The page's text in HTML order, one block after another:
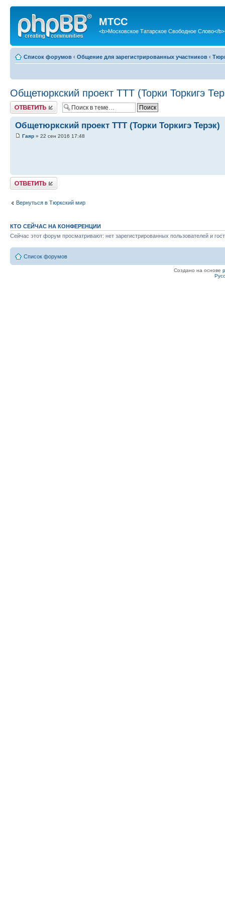
МТСС
<b>Московское Татарское Свободное Слово</b>
Список форумов ‹ Общение для зарегистрированных участников ‹
Общетюркский проект ТТТ (Торки Торкигэ
Ответить
Общетюркский проект ТТТ (Торки Торкигэ Терэк)
Гаяр » 22 сен 2016 17:48
Ответить
Вернуться в Тюркский мир
КТО СЕЙЧАС НА КОНФЕРЕНЦИИ
Сейчас этот форум просматривают: нет зарегистрированных пользователей и
Список форумов
Создано на основе